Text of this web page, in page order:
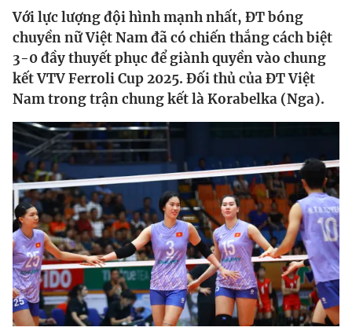
Sự kiện
Bóng đá
Thể thao Điện tử
Các môn khác
VIDEO
Bên lề
Với lực lượng đội hình mạnh nhất, ĐT bóng
chuyền nữ Việt Nam đã có chiến thắng cách biệt
3-0 đầy thuyết phục để giành quyền vào chung
kết VTV Ferroli Cup 2025. Đối thủ của ĐT Việt
Nam trong trận chung kết là Korabelka (Nga).